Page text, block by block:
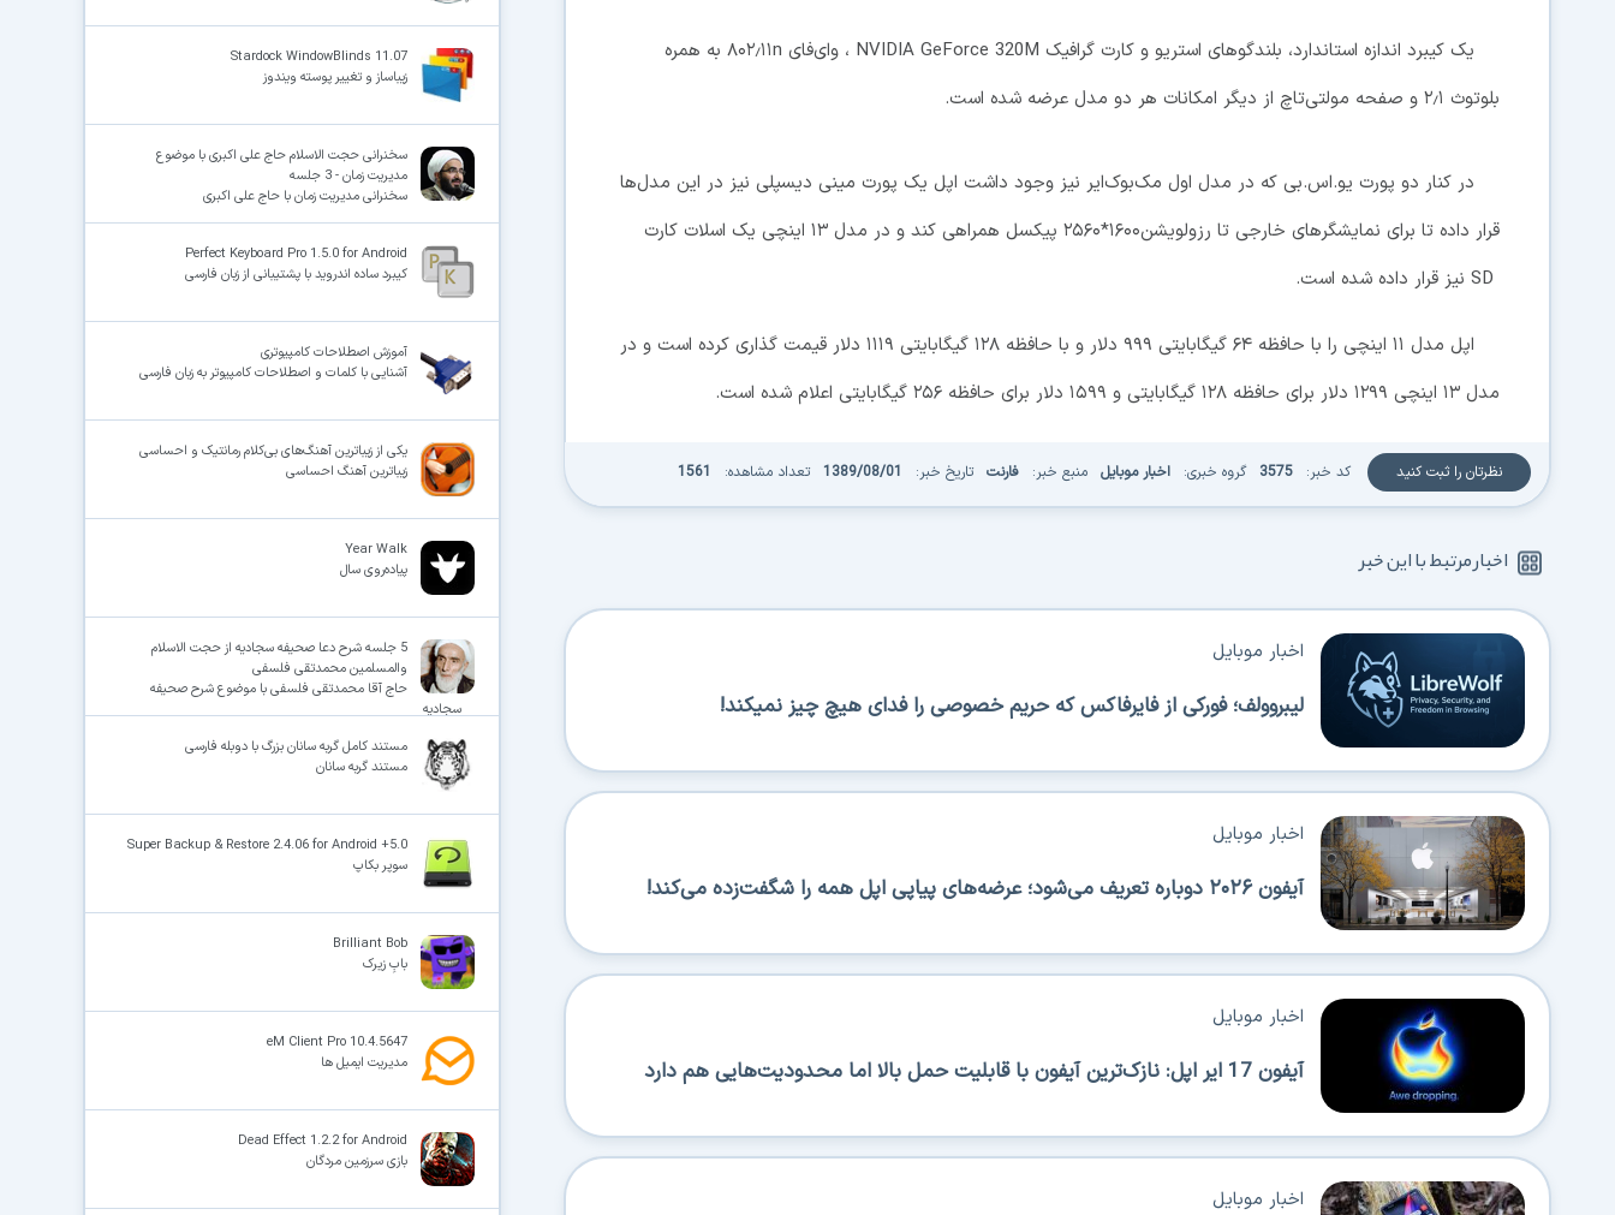
یک کیبرد اندازه استاندارد، بلندگوهای استریو و کارت گرافیک NVIDIA GeForce 320M ، وای‌فای ۸۰۲٫۱۱n به همره
بلوتوث ۲٫۱ و صفحه مولتی‌تاچ از دیگر امکانات هر دو مدل عرضه شده است.
در کنار دو پورت یو.اس.بی که در مدل اول مک‌بوک‌ایر نیز وجود داشت اپل یک پورت مینی دیسپلی نیز در این مدل‌ها
قرار داده تا برای نمایشگرهای خارجی تا رزولویشن۱۶۰۰*۲۵۶۰ پیکسل همراهی کند و در مدل ۱۳ اینچی یک اسلات کارت
اپل مدل ۱۱ اینچی را با حافظه ۶۴ گیگابایتی ۹۹۹ دلار و با حافظه ۱۲۸ گیگابایتی ۱۱۱۹ دلار قیمت گذاری کرده است و در
مدل ۱۳ اینچی ۱۲۹۹ دلار برای حافظه ۱۲۸ گیگابایتی و ۱۵۹۹ دلار برای حافظه ۲۵۶ گیگابایتی اعلام شده است.
نظرتان را ثبت کنید کد خبر: 3575 گروه خبری: اخبار موبایل منبع خبر: فارنت تاریخ خبر: 1389/08/01 تعداد مشاهده: 1561
اخبار مرتبط با این خبر
لیبروولف؛ فورکی از فایرفاکس که حریم خصوصی را فدای هیچ چیز نمیکند!
اخبار موبایل
آیفون ۲۰۲۶ دوباره تعریف می‌شود؛ عرضه‌های پیاپی اپل همه را شگفت‌زده می‌کند!
اخبار موبایل
آیفون 17 ایر اپل: نازک‌ترین آیفون با قابلیت حمل بالا اما محدودیت‌هایی هم دارد
اخبار موبایل
اخبار موبایل
Stardock WindowBlinds 11.07
زیباساز و تغییر پوسته ویندوز
سخنرانی حجت الاسلام حاج علی اکبری با موضوع
مدیریت زمان - 3 جلسه
سخنرانی مدیریت زمان با حاج علی اکبری
Perfect Keyboard Pro 1.5.0 for Android
کیبرد ساده اندروید با پشتیبانی از زبان فارسی
آموزش اصطلاحات کامپیوتری
آشنایی با کلمات و اصطلاحات کامپیوتر به زبان فارسی
یکی از زیباترین آهنگ‌های بی‌کلام رمانتیک و احساسی
زیباترین آهنگ احساسی
Year Walk
پیاده‌روی سال
5 جلسه شرح دعا صحیفه سجادیه از حجت الاسلام
والمسلمین محمدتقی فلسفی
حاج آقا محمدتقی فلسفی با موضوع شرح صحیفه
سجادیه
مستند کامل گربه سانان بزرگ با دوبله فارسی
مستند گربه سانان
Super Backup & Restore 2.4.06 for Android +5.0
سوپر بکاپ
Brilliant Bob
بابِ زیرک
eM Client Pro 10.4.5647
مدیریت ایمیل ها
Dead Effect 1.2.2 for Android
بازی سرزمین مردگان